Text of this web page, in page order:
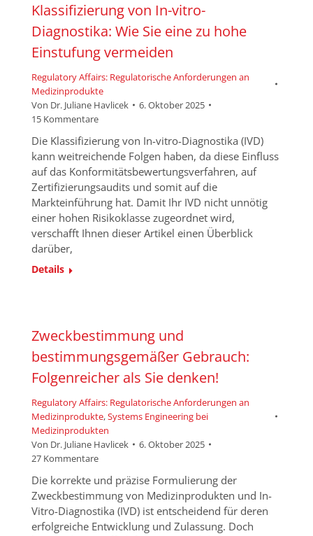
Klassifizierung von In-vitro-
Diagnostika: Wie Sie eine zu hohe
Einstufung vermeiden
Regulatory Affairs: Regulatorische Anforderungen an
Medizinprodukte
Von Dr. Juliane Havlicek
6. Oktober 2025
15 Kommentare
Die Klassifizierung von In-vitro-Diagnostika (IVD)
kann weitreichende Folgen haben, da diese Einfluss
auf das Konformitätsbewertungsverfahren, auf
Zertifizierungsaudits und somit auf die
Markteinführung hat. Damit Ihr IVD nicht unnötig
einer hohen Risikoklasse zugeordnet wird,
verschafft Ihnen dieser Artikel einen Überblick
darüber,
Details
Zweckbestimmung und
bestimmungsgemäßer Gebrauch:
Folgenreicher als Sie denken!
Regulatory Affairs: Regulatorische Anforderungen an
Medizinprodukte,Systems Engineering bei
Medizinprodukten
Von Dr. Juliane Havlicek
6. Oktober 2025
27 Kommentare
Die korrekte und präzise Formulierung der
Zweckbestimmung von Medizinprodukten und In-
Vitro-Diagnostika (IVD) ist entscheidend für deren
erfolgreiche Entwicklung und Zulassung. Doch